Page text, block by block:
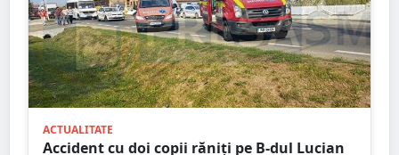
ACTUALITATE
Accident cu doi copii răniți pe B-dul Lucian